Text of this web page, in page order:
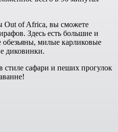
Out of Africa, вы сможете
Здесь есть большие и
милые карликовые
диковинки.
стиле сафари и пеших прогулок